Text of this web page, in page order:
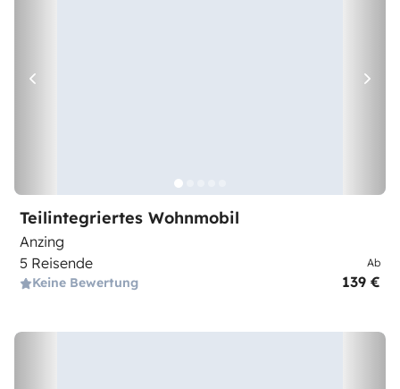
Teilintegriertes Wohnmobil
Anzing
5 Reisende
Keine Bewertung
Ab
139 €